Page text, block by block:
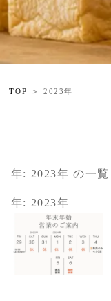
TOP 2023年
年: 2023年 の一覧
年: 2023年